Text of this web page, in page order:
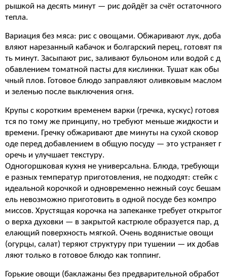
рышкой на десять минут — рис дойдёт за счёт остаточного
тепла.
Вариация без мяса: рис с овощами. Обжаривают лук, доба
вляют нарезанный кабачок и болгарский перец, готовят пя
ть минут. Засыпают рис, заливают бульоном или водой с д
обавлением томатной пасты для кислинки. Тушат как обы
чный плов. Готовое блюдо заправляют оливковым маслом
и зеленью после выключения огня.
Крупы с коротким временем варки (гречка, кускус) готовя
тся по тому же принципу, но требуют меньше жидкости и
времени. Гречку обжаривают две минуты на сухой сковор
оде перед добавлением в общую посуду — это устраняет г
оречь и улучшает текстуру.
Одногоршковая кухня не универсальна. Блюда, требующи
е разных температур приготовления, не подходят: стейк с
идеальной корочкой и одновременно нежный соус бешам
ель невозможно приготовить в одной посуде без компро
миссов. Хрустящая корочка на запеканке требует открытог
о верха духовки — в закрытой кастрюле образуется пар, д
елающий поверхность мягкой. Очень водянистые овощи
(огурцы, салат) теряют структуру при тушении — их добав
ляют только в готовое блюдо как топпинг.
Горькие овощи (баклажаны без предварительной обработ